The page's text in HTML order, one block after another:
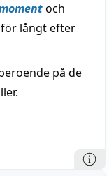
och
långt efter
på de